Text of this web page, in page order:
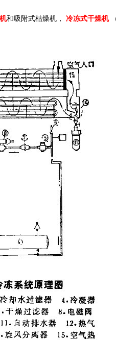
和吸附式枯燥机， 冷冻式干燥机